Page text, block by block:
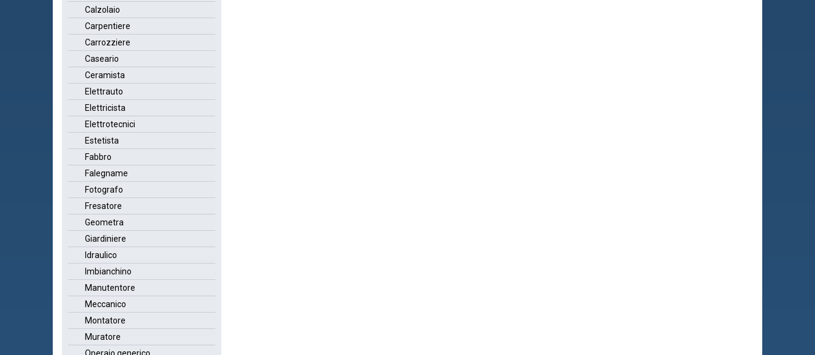
Calzolaio
Carpentiere
Carrozziere
Caseario
Ceramista
Elettrauto
Elettricista
Elettrotecnici
Estetista
Fabbro
Falegname
Fotografo
Fresatore
Geometra
Giardiniere
Idraulico
Imbianchino
Manutentore
Meccanico
Montatore
Muratore